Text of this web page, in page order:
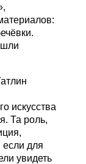
искусства
Та роль,
если для
увидеть